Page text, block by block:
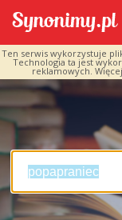
Ten serwis wykorzystuje
Technologia ta jest
reklamowych.